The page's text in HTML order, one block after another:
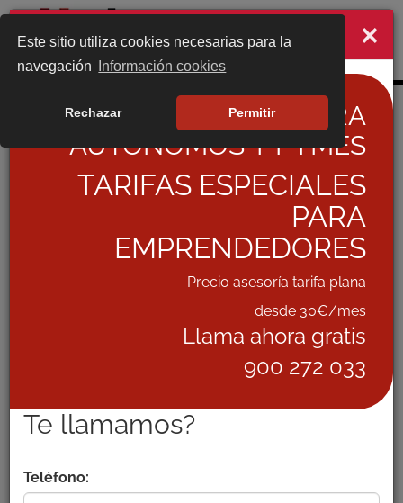
Este sitio utiliza cookies necesarias para la
navegación
Información cookies
Rechazar Permitir
Últimas Noticias
Información de interes
IMPORTANTE NOVEDAD SOBRE "VERIFACTU"
Según últimas noticias, hoy martes día 2 de
diciembre será aprobado en Consejo de Ministros el
APLAZAMIENTO del plazo de implantación de
MÁS INFORMACIÓN
×
¡NO TE VAYAS TODAVIA!
ASESORÍA ONLINE PARA
AUTÓNOMOS Y PYMES
TARIFAS ESPECIALES
PARA
EMPRENDEDORES
Precio asesoría tarifa plana
desde 30€/mes
Llama ahora gratis
900 272 033
Te llamamos?
Teléfono: